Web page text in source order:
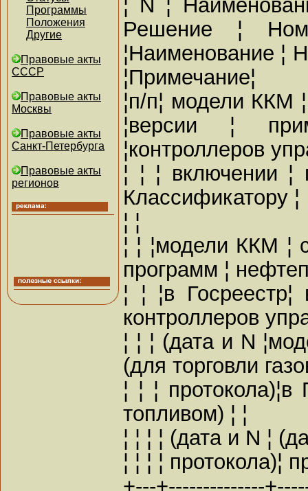
Программы
Положения
Другие
Правовые акты
СССР
Правовые акты
Москвы
Правовые акты
Санкт-Петербурга
Правовые акты
регионов
Решение ¦
¦Наименование ¦
¦Примечание¦
¦п/п¦ модели
¦версии ¦
¦контроллеров
¦ ¦ ¦ включении ¦
Классификатору
¦ ¦
¦ ¦ ¦модели ККМ ¦
программ ¦
¦ ¦ ¦в
контроллеров
¦ ¦ ¦ (дата и N
(для торговли
¦ ¦ ¦ протокола)¦в
топливом) ¦ ¦
¦ ¦ ¦ ¦ (дата и N ¦
¦ ¦ ¦ ¦ протокола)¦
+---+--------------